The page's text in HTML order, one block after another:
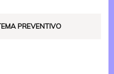
PREVENTIVO